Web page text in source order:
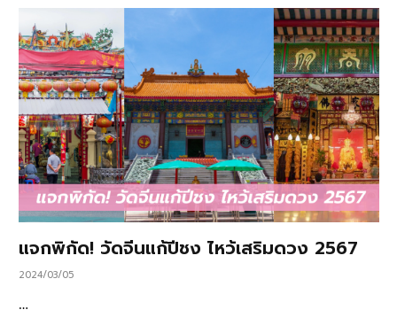
แจกพิกัด! วัดจีนแก้ปีชง ไหว้เสริมดวง 2567
2024/03/05
…